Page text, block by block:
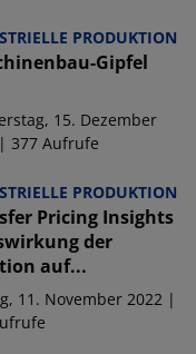
PRODUKTION
Gipfel
15. Dezember
377 Aufrufe
PRODUKTION
Pricing Insights
der
auf...
11. November 2022 |